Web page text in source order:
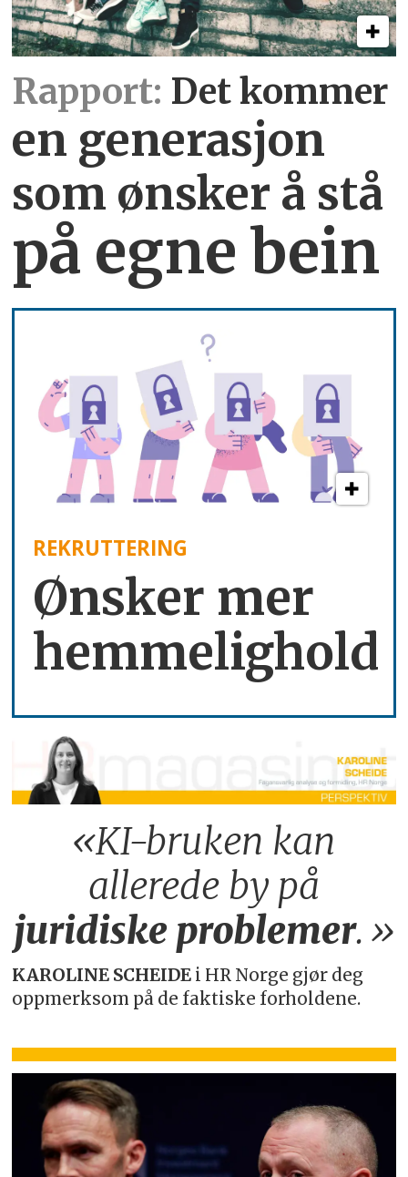
Rapport: Det kommer
en generasjon
som ønsker å stå
på egne bein
REKRUTTERING
Ønsker mer
hemmelighold
«KI-bruken kan
allerede by på
juridiske problemer.»
KAROLINE SCHEIDE i HR Norge gjør deg
oppmerksom på de faktiske forholdene.